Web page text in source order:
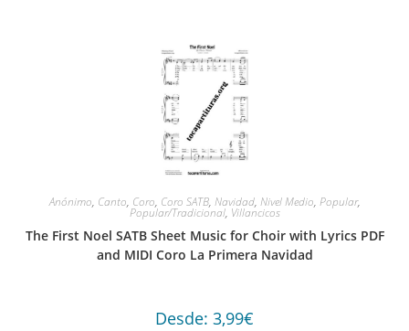
Anónimo, Canto, Coro, Coro SATB, Navidad, Nivel Medio, Popular,
Popular/Tradicional, Villancicos
The First Noel SATB Sheet Music for Choir with Lyrics PDF
and MIDI Coro La Primera Navidad
Desde: 3,99€